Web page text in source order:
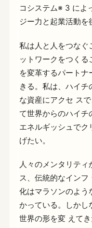
コシステム※ 3 によ
ジー力と起業活動を
私は人と人をつなぐ
ットワークをつく
を変革するパート
きる。私は、ハイ
な資産にアクセ ス
て世界からのハイチ
エネルギッシュでク
げたい。
人々のメンタリテ
ス、伝統的なイン
化はマラソンのよう
かっている。しかし
世界の形を変 えて